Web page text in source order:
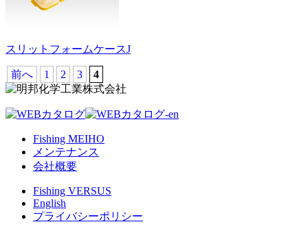
スリットフォームケースJ
前へ 1 2 3 4
Fishing MEIHO
メンテナンス
会社概要
Fishing VERSUS
English
プライバシーポリシー